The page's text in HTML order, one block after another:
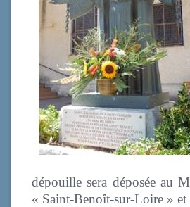
dépouille sera déposée au
« Saint-Benoît-sur-Loire » et